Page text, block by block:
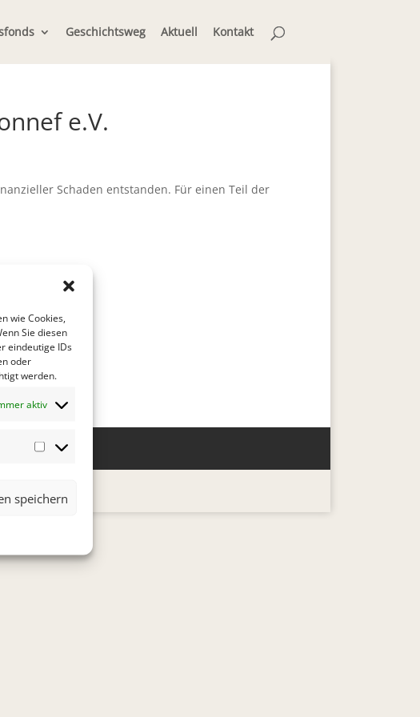
wie Cookies,
Sie diesen
eindeutige IDs
oder
werden.
aktiv
Marketing
speichern
Geschichtsweg Aktuell Kontakt
e.V.
Schaden entstanden. Für einen Teil der